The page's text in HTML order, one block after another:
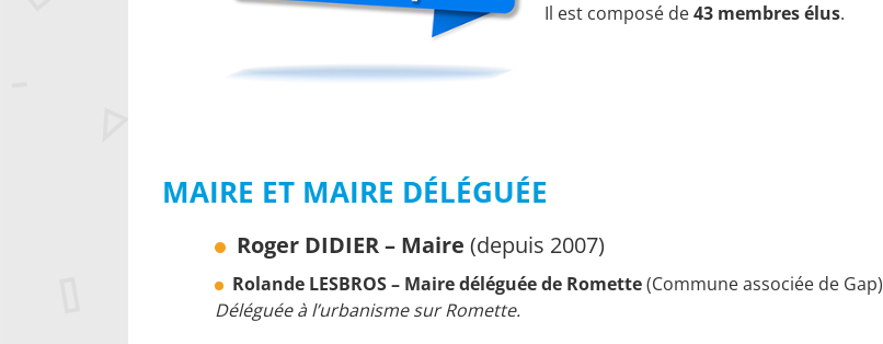
Il est composé de43 membres élus.
MAIRE ET MAIRE DÉLÉGUÉE
Roger DIDIER – Maire (depuis 2007)
Rolande LESBROS – Maire déléguée de Romette(Commune associée de Gap)
Déléguée à l’urbanisme sur Romette.